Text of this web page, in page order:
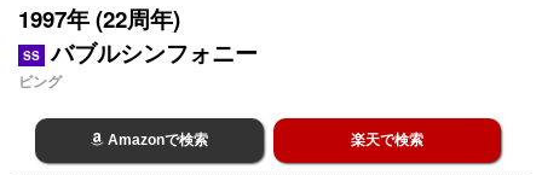
1997年 (22周年)
SS バブルシンフォニー
ビング
Amazonで検索 楽天で検索